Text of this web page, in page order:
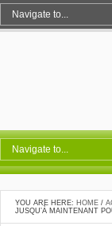
YOU ARE HERE: HOME /
JUSQU’À MAINTENANT